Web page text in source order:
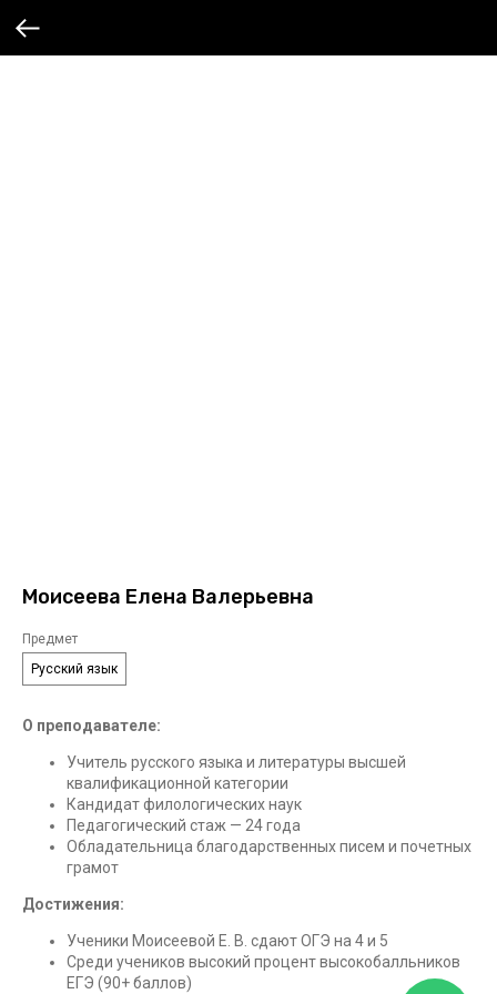
Моисеева Елена Валерьевна
Предмет
Русский язык
О преподавателе:
Учитель русского языка и литературы высшей
квалификационной категории
Кандидат филологических наук
Педагогический стаж — 24 года
Обладательница благодарственных писем и почетных
грамот
Достижения:
Ученики Моисеевой Е. В. сдают ОГЭ на 4 и 5
Среди учеников высокий процент высокобалльников
ЕГЭ (90+ баллов)